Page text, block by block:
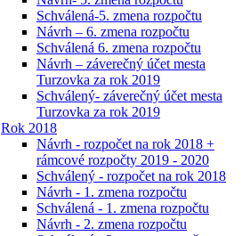
Schválená-5. zmena rozpočtu
Návrh – 6. zmena rozpočtu
Schválená 6. zmena rozpočtu
Návrh – záverečný účet mesta
Turzovka za rok 2019
Schválený- záverečný účet mesta
Turzovka za rok 2019
Rok 2018
Návrh - rozpočet na rok 2018 +
rámcové rozpočty 2019 - 2020
Schválený - rozpočet na rok 2018
Návrh - 1. zmena rozpočtu
Schválená - 1. zmena rozpočtu
Návrh - 2. zmena rozpočtu